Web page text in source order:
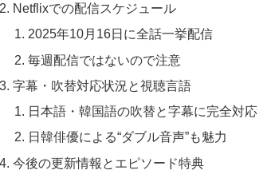
Netflixでの配信スケジュール
2025年10月16日に全話一挙配信
毎週配信ではないので注意
字幕・吹替対応状況と視聴言語
日本語・韓国語の吹替と字幕に完全対応
日韓俳優による“ダブル音声”も魅力
今後の更新情報とエピソード特典